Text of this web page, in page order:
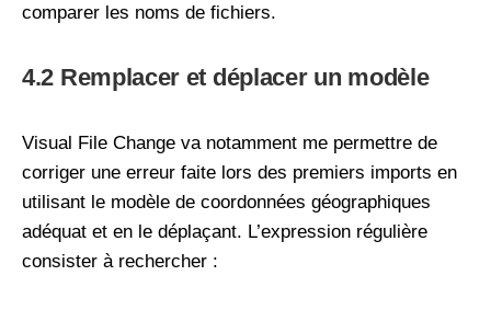
comparer les noms de fichiers.
4.2 Remplacer et déplacer un modèle
Visual File Change va notamment me permettre de
corriger une erreur faite lors des premiers imports en
utilisant le modèle de coordonnées géographiques
adéquat et en le déplaçant. L’expression régulière
consister à rechercher :